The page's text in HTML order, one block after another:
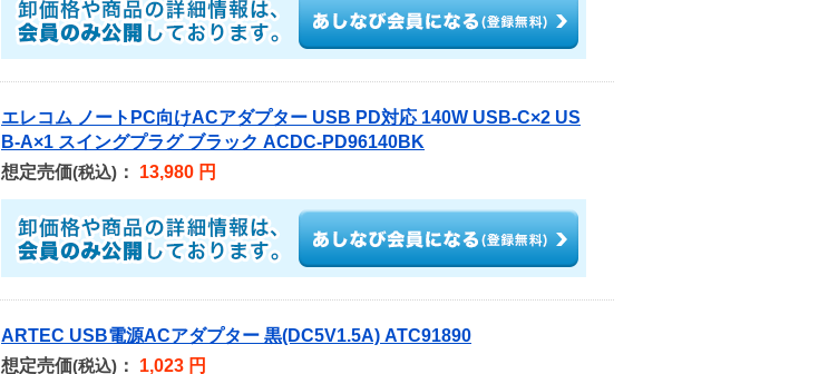
エレコム ノートPC向けACアダプター USB PD対応 140W USB-C×2 US
B-A×1 スイングプラグ ブラック ACDC-PD96140BK
想定売価(税込) ： 13,980 円
ARTEC USB電源ACアダプター 黒(DC5V1.5A) ATC91890
想定売価(税込) ： 1,023 円